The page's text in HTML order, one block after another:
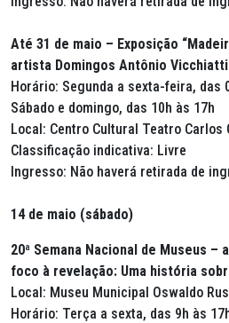
Até 31 de maio – Exposição
artista Domingos Antônio Vicchiatti
Horário: Segunda a sexta-feira, das
Sábado e domingo, das 10h às 17h
Local: Centro Cultural Teatro Carlos
Classificação indicativa: Livre
Ingresso: Não haverá retirada de
14 de maio (sábado)
20ª Semana Nacional de Museus –
foco à revelação: Uma história
Local: Museu Municipal Oswaldo
Horário: Terça a sexta, das 9h às